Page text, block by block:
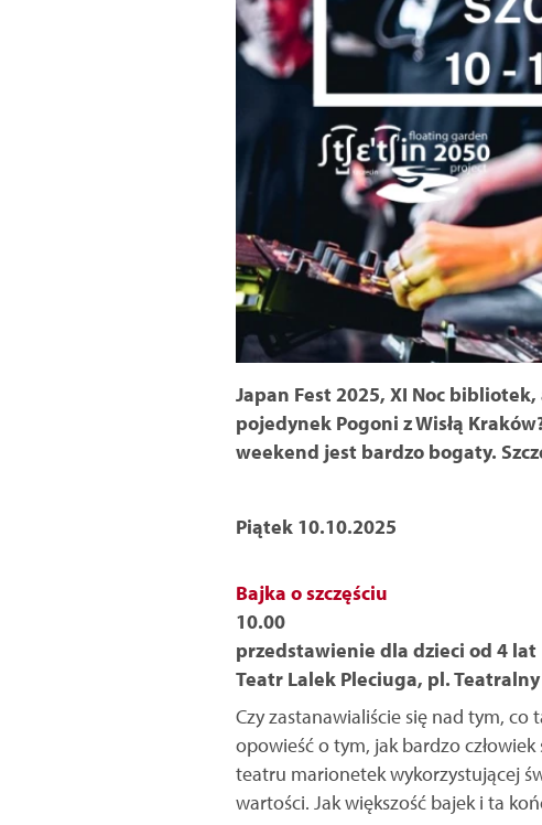
Japan Fest 2025, XI Noc
pojedynek Pogoni z Wisłą
weekend jest bardzo bogaty.
Piątek 10.10.2025
Bajka o szczęściu
10.00
przedstawienie dla dzieci od 4 lat
Teatr Lalek Pleciuga, pl. Teatralny
Czy zastanawialiście się nad tym, co
opowieść o tym, jak bardzo
teatru marionetek wykorzystującej
wartości. Jak większość bajek i ta